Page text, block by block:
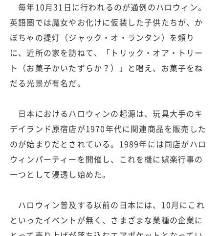
毎年10月31日に行われるのが通例のハロウィン。
英語圏では魔女やお化けに仮装した子供たちが、か
ぼちゃの提灯（ジャック・オ・ランタン）を頼り
に、近所の家を訪ねて、「トリック・オア・トリー
ト（お菓子かいたずらか？）」と唱え、お菓子をね
だる光景が有名だ。
日本におけるハロウィンの起源は、玩具大手のキ
デイランド原宿店が1970年代に関連商品を販売した
のが始まりだとされている。1989年には同店がハロ
ウィンパーティーを開催し、これを機に娯楽行事の
一つとして浸透し始めた。
ハロウィン普及する以前の日本には、10月にこれ
といったイベントが無く、さまざまな業種の企業に